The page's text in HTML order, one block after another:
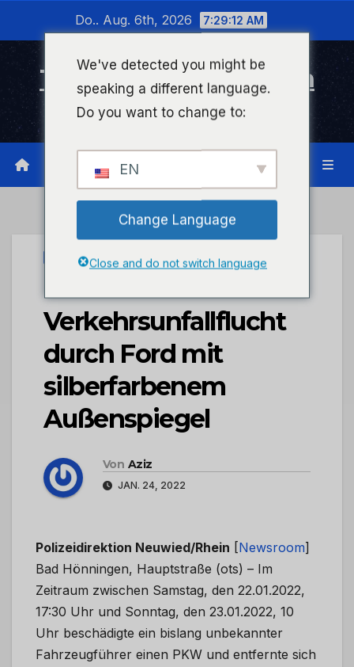
wechseln
Do.. Aug. 6th, 2026 7:29:13 AM
Timeline Bad Kreuznach
Infonetzwerk für Bad Kreuznach
UNCATEGORIZED
POL-PDNR:
Verkehrsunfallflucht
durch Ford mit
silberfarbenem
Außenspiegel
Von Aziz
JAN. 24, 2022
Polizeidirektion Neuwied/Rhein [Newsroom]
Bad Hönningen, Hauptstraße (ots) – Im
Zeitraum zwischen Samstag, den 22.01.2022,
17:30 Uhr und Sonntag, den 23.01.2022, 10
Uhr beschädigte ein bislang unbekannter
Fahrzeugführer einen PKW und entfernte sich
We've detected you might be
speaking a different language.
Do you want to change to:
EN
Change Language
Close and do not switch language